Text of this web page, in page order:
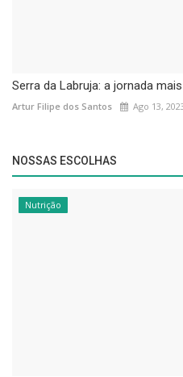
Serra da Labruja: a jornada
Artur Filipe dos Santos Ago 13,
NOSSAS ESCOLHAS
Nutrição